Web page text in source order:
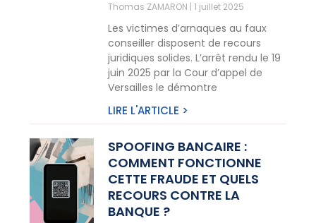
Thomas ZAMARON 1 juillet 2025
Les victimes d’arnaques au faux
conseiller disposent de recours
juridiques solides. L’arrêt rendu le 19
juin 2025 par la Cour d’appel de
Versailles le démontre
LIRE L'ARTICLE >
SPOOFING BANCAIRE :
COMMENT FONCTIONNE
CETTE FRAUDE ET QUELS
RECOURS CONTRE LA
BANQUE ?